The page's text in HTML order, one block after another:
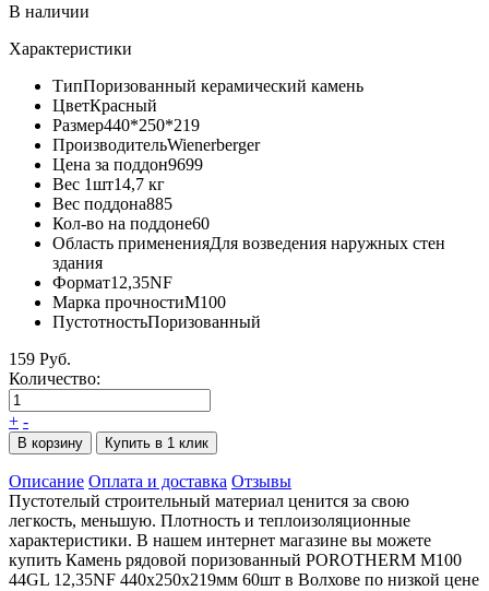
В наличии
Характеристики
ТипПоризованный керамический камень
ЦветКрасный
Размер440*250*219
ПроизводительWienerberger
Цена за поддон9699
Вес 1шт14,7 кг
Вес поддона885
Кол-во на поддоне60
Область примененияДля возведения наружных стен
здания
Формат12,35NF
Марка прочностиM100
ПустотностьПоризованный
159 Руб.
Количество:
+ -
В корзину Купить в 1 клик
Описание Оплата и доставка Отзывы
Пустотелый строительный материал ценится за свою
легкость, меньшую. Плотность и теплоизоляционные
характеристики. В нашем интернет магазине вы можете
купить Камень рядовой поризованный POROTHERM М100
44GL 12,35NF 440х250х219мм 60шт в Волхове по низкой цене